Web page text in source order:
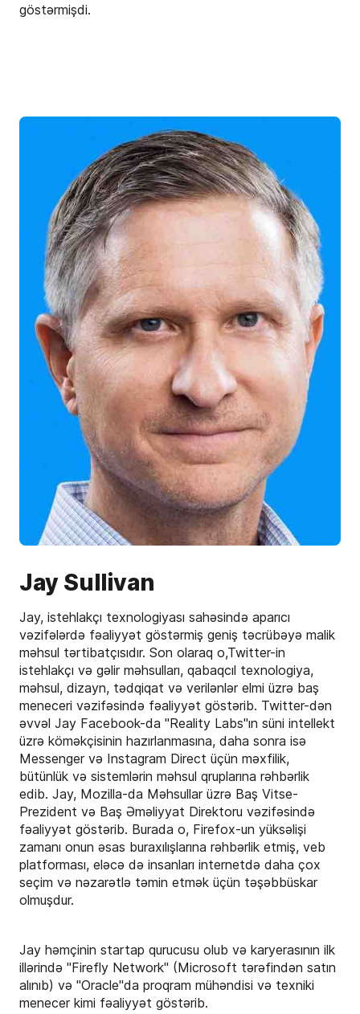
göstərmişdi.
Jay Sullivan
Jay, istehlakçı texnologiyası sahəsində aparıcı
vəzifələrdə fəaliyyət göstərmiş geniş təcrübəyə malik
məhsul tərtibatçısıdır. Son olaraq o,Twitter-in
istehlakçı və gəlir məhsulları, qabaqcıl texnologiya,
məhsul, dizayn, tədqiqat və verilənlər elmi üzrə baş
meneceri vəzifəsində fəaliyyət göstərib. Twitter-dən
əvvəl Jay Facebook-da "Reality Labs"ın süni intellekt
üzrə köməkçisinin hazırlanmasına, daha sonra isə
Messenger və Instagram Direct üçün məxfilik,
bütünlük və sistemlərin məhsul qruplarına rəhbərlik
edib. Jay, Mozilla-da Məhsullar üzrə Baş Vitse-
Prezident və Baş Əməliyyat Direktoru vəzifəsində
fəaliyyət göstərib. Burada o, Firefox-un yüksəlişi
zamanı onun əsas buraxılışlarına rəhbərlik etmiş, veb
platforması, eləcə də insanları internetdə daha çox
seçim və nəzarətlə təmin etmək üçün təşəbbüskar
olmuşdur.
Jay həmçinin startap qurucusu olub və karyerasının ilk
illərində "Firefly Network" (Microsoft tərəfindən satın
alınıb) və "Oracle"da proqram mühəndisi və texniki
menecer kimi fəaliyyət göstərib.